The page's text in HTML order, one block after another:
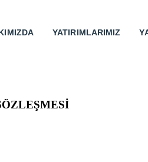
YATIRIMLARIMIZ